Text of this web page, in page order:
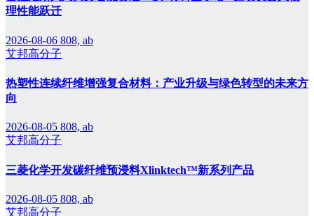
理性能跃迁
2026-08-06 808, ab
艾邦高分子
热塑性连续纤维增强复合材料：产业升级与绿色转型的未来方
向
2026-08-05 808, ab
艾邦高分子
三菱化学开发碳纤维预浸料Xlinktech™新系列产品
2026-08-05 808, ab
艾邦高分子